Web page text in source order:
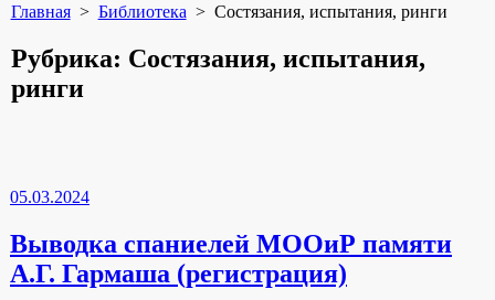
Главная> Библиотека > Состязания, испытания, ринги
Рубрика: Состязания, испытания,
ринги
05.03.2024
Выводка спаниелей МООиР памяти
А.Г. Гармаша (регистрация)